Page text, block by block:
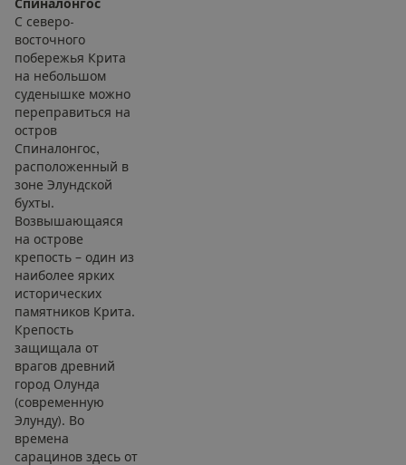
Спиналонгос
С северо-
восточного
побережья Крита
на небольшом
суденышке можно
переправиться на
остров
Спиналонгос,
расположенный в
зоне Элундской
бухты.
Возвышающаяся
на острове
крепость – один из
наиболее ярких
исторических
памятников Крита.
Крепость
защищала от
врагов древний
город Олунда
(современную
Элунду). Во
времена
сарацинов здесь от